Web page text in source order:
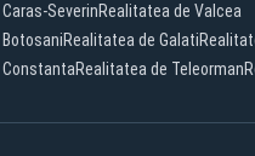
SeverinRealitatea de Valcea
Realitatea de Galati
Realitatea de Teleorman